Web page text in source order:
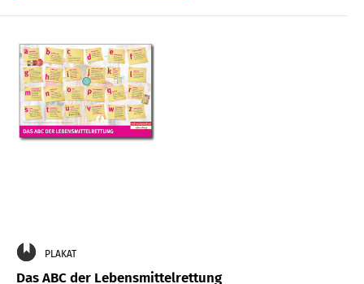
PLAKAT
Das ABC der Lebensmittelrettung